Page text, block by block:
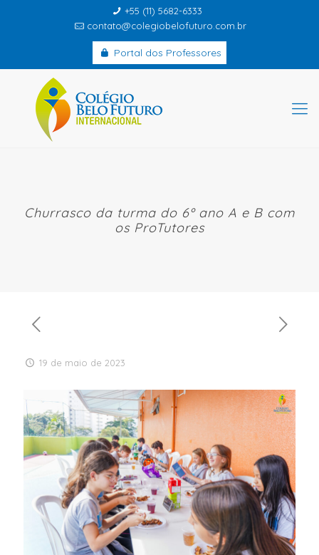
+55 (11) 5682-6333
contato@colegiobelofuturo.com.br
Portal dos Professores
Churrasco da turma do 6º ano A e B com
os ProTutores
19 de maio de 2023